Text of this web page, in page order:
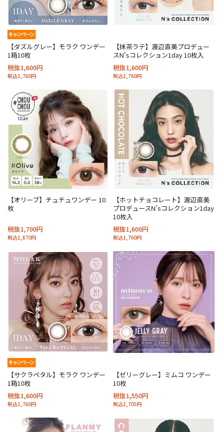
【ダズルグレー】モラク ワンデー
1箱10枚
税抜1,600円
税込1,760円
【抹茶ラテ】渡辺直美プロデュー
スN’sコレクション1day 10枚入
税抜1,600円
税込1,760円
【オリーブ】チュチュワンデー 10
枚
税抜1,700円
税込1,870円
【ホットチョコレート】渡辺直美
プロデュースN’sコレクション1day
10枚入
税抜1,600円
税込1,760円
【サクラペタル】モラク ワンデー
1箱10枚
税抜1,600円
税込1,760円
【ゼリーグレー】ミムコ ワンデー
10枚
税抜1,550円
税込1,705円